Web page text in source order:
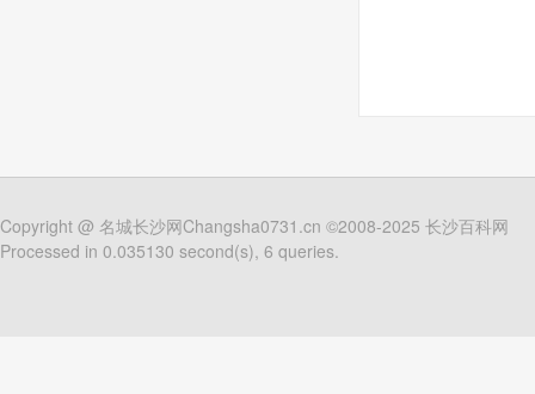
Copyright @ 名城长沙网Changsha0731.cn ©2008-2025 长沙百科网
Processed in 0.035130 second(s), 6 queries.